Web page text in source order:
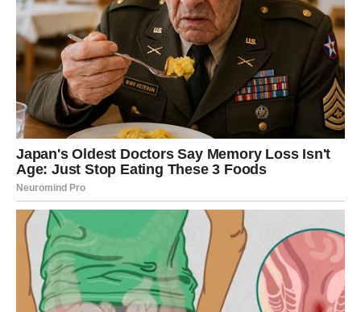
Kako bi bar na trenutak izbegla svakodnevni stres,
Snežana je odlučila da sa decom ode nazimski odmor na
Zlatibor, zajedno sa prijateljicom Marijom. Bila je to prilika
da se opuste, uživaju u snegu i tišini planine, daleko od
stresa i napetosti koje je donosio svakodnevni život.
Vladimir je izgovorio da neće moći da ide zbog obaveza,
konačno došao trenutak da uzme malo vremena za sebe,
da diše i bude
Međutim, sve se promenilo trećeg dana njihovog zimovanja.
Snežana je stajala na terasi, gledajući snežnu tišinu Zlatibora,
kad je ugledala poznatu figuru u daljini. Bio je to njen muž,
Vladimir. Ipak, nije bio sam. Pored njega je stajalamlada žena,